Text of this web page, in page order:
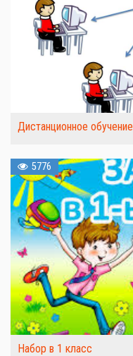
Дистанционное обучение
5776
Набор в 1 класс